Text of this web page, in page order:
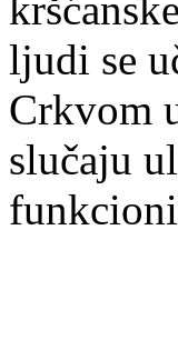
ljudi se
Crkvom
slučaju